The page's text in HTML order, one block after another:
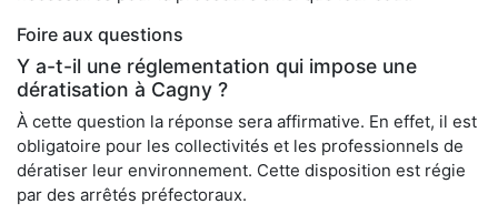
Foire aux questions
Y a-t-il une réglementation qui impose une
dératisation à Cagny ?
À cette question la réponse sera affirmative. En effet, il est
obligatoire pour les collectivités et les professionnels de
dératiser leur environnement. Cette disposition est régie
par des arrêtés préfectoraux.